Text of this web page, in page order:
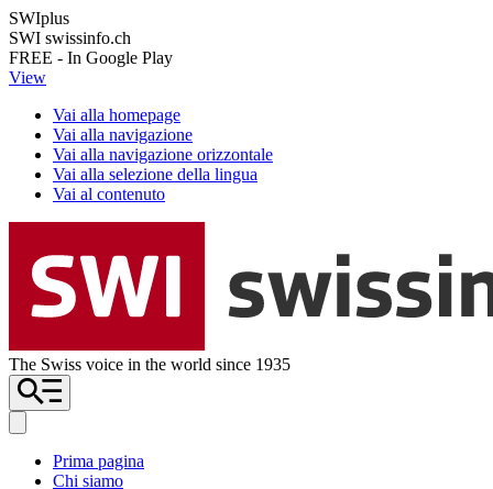
SWIplus
SWI swissinfo.ch
FREE - In Google Play
View
Vai alla homepage
Vai alla navigazione
Vai alla navigazione orizzontale
Vai alla selezione della lingua
Vai al contenuto
The Swiss voice in the world since 1935
Prima pagina
Chi siamo